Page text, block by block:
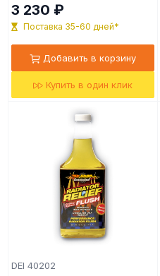
3 230 ₽
Поставка 35-60 дней*
Добавить в корзину
Купить в один клик
DEI 40202